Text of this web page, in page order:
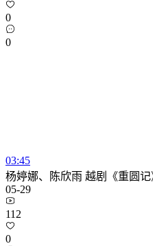
0
0
03:45
杨婷娜、陈欣雨 越剧《重圆
05-29
112
0